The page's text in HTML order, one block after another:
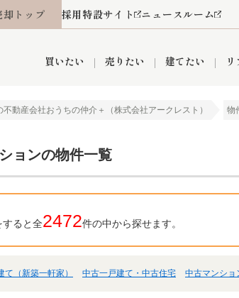
却トップ 採用特設サイト ニュースルーム
買いたい
ら探す 町名から探す
プ会社施工物件 リノベーション済み物件
売りたい
定実績 売却成功実績
婚 不動産買取 空き家
建てたい
リフォーム事例採用情報
東所沢営業所 入間営業所
タログ おうちパークくらぶ
談予約 売却査定依頼
動産会社おうちの仲介＋（株式会社アークレスト） 物
ョンの物件一覧
すると全2472件の中から探せます。
て（新築一軒家） 中古一戸建て・中古住宅 中古マンショ